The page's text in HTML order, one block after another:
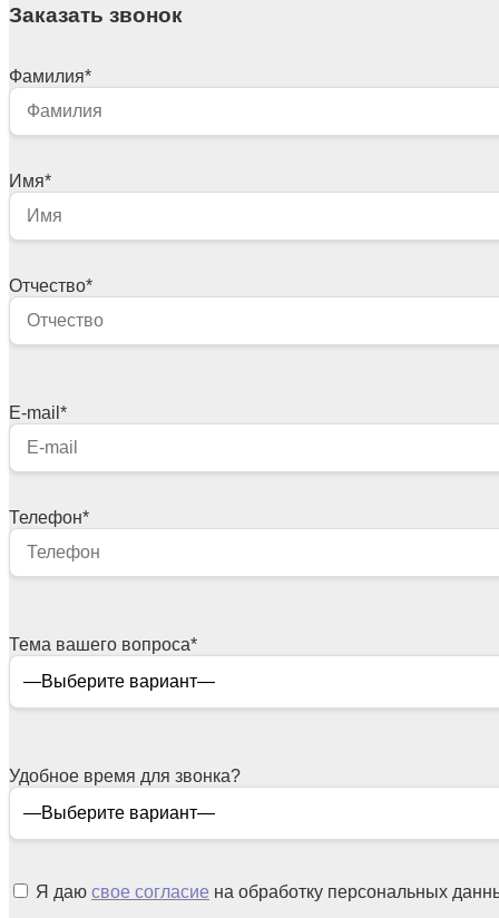
Заказать звонок
Фамилия*
Имя*
Отчество*
E-mail *
Телефон*
Тема вашего вопроса*
Удобное время для звонка?
Я даю свое согласие на обработку персональных